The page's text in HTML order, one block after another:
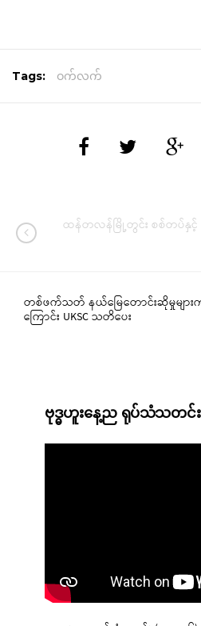
Tags: ဝက်လက်
ထန်တလန်မြို့တွင်း စစ်တပ်နှင့် ချ
တစ်ဖက်သတ် နယ်မြေတောင်းဆိုမှုများက
ကြောင်း UKSC သတိပေး
ဗုဒ္ဓဟူးနေ့ည ရုပ်သံသတင်း